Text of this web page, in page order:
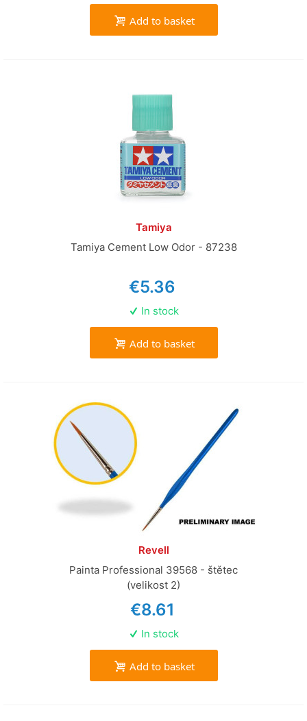
Add to basket
Tamiya
Tamiya Cement Low Odor - 87238
€5.36
In stock
Add to basket
Revell
Painta Professional 39568 - štětec
(velikost 2)
€8.61
In stock
Add to basket